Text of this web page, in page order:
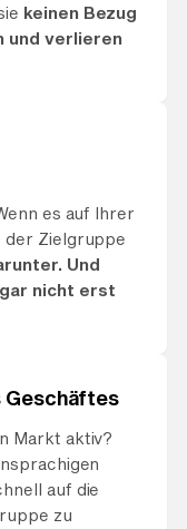
keinen Bezug
und verlieren
es auf Ihrer
der Zielgruppe
Und
nicht erst
Geschäftes
Markt aktiv?
auf die
zu